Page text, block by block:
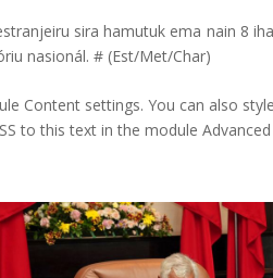
sira hamutuk ema nain 8
nasionál. # (Est/Met/Char)
Content settings. You can also
to this text in the module